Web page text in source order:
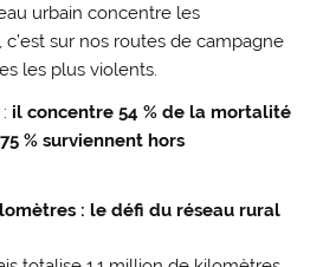
urbain concentre les
sur nos routes de campagne
les plus violents.
il concentre 54 % de la mortalité
% surviennent hors
: le défi du réseau rural